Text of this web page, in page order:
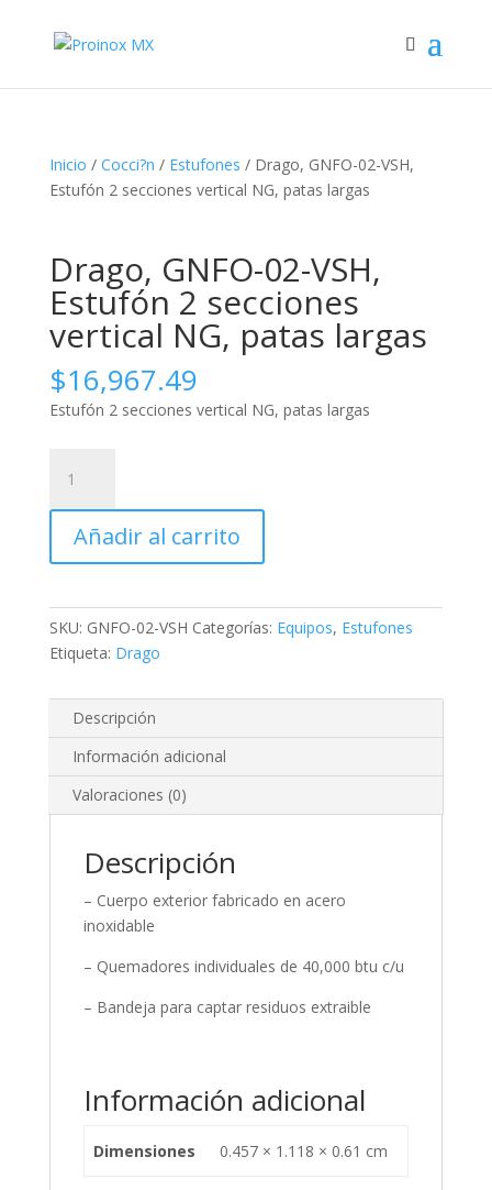
Inicio / Cocci?n / Estufones / Drago, GNFO-02-VSH,
Estufón 2 secciones vertical NG, patas largas
Drago, GNFO-02-VSH,
Estufón 2 secciones
vertical NG, patas largas
$16,967.49
Estufón 2 secciones vertical NG, patas largas
GNFO-
02-
VSH,
Estufón
secciones
vertical
NG,
largas
cantidad
Añadir al carrito
SKU: GNFO-02-VSH Categorías: Equipos, Estufones
Etiqueta: Drago
Descripción
Información adicional
Valoraciones (0)
Descripción
– Cuerpo exterior fabricado en acero
inoxidable
– Quemadores individuales de 40,000 btu c/u
– Bandeja para captar residuos extraible
Información adicional
Dimensiones 0.457 × 1.118 × 0.61 cm